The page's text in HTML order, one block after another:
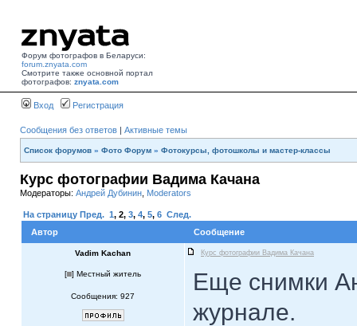
Форум фотографов в Беларуси:
forum.znyata.com
Смотрите также основной портал
фотографов: znyata.com
Вход Регистрация
Сообщения без ответов | Активные темы
Список форумов » Фото Форум » Фотокурсы, фотошколы и мастер-классы
Курс фотографии Вадима Качана
Модераторы: Андрей Дубинин Moderators
На страницу Пред. 1, 2, 3, 4, 5, 6 След.
Автор
Сообщение
Vadim Kachan Курс фотографии Вадима Качана
[ ] Местный житель
Сообщения: 927
Еще снимки
журнале.